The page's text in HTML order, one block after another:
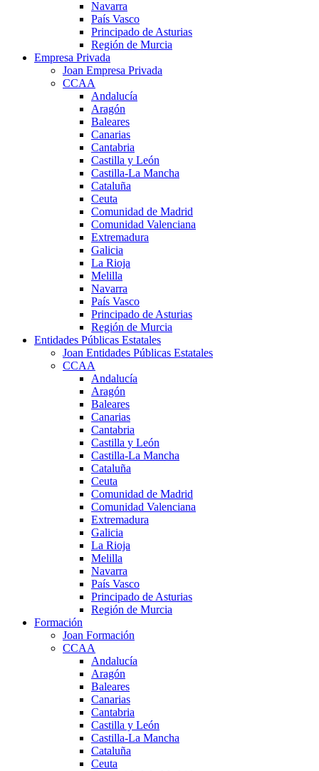
Navarra
País Vasco
Principado de Asturias
Región de Murcia
Empresa Privada
Joan Empresa Privada
CCAA
Andalucía
Aragón
Baleares
Canarias
Cantabria
Castilla y León
Castilla-La Mancha
Cataluña
Ceuta
Comunidad de Madrid
Comunidad Valenciana
Extremadura
Galicia
La Rioja
Melilla
Navarra
País Vasco
Principado de Asturias
Región de Murcia
Entidades Públicas Estatales
Joan Entidades Públicas Estatales
CCAA
Andalucía
Aragón
Baleares
Canarias
Cantabria
Castilla y León
Castilla-La Mancha
Cataluña
Ceuta
Comunidad de Madrid
Comunidad Valenciana
Extremadura
Galicia
La Rioja
Melilla
Navarra
País Vasco
Principado de Asturias
Región de Murcia
Formación
Joan Formación
CCAA
Andalucía
Aragón
Baleares
Canarias
Cantabria
Castilla y León
Castilla-La Mancha
Cataluña
Ceuta